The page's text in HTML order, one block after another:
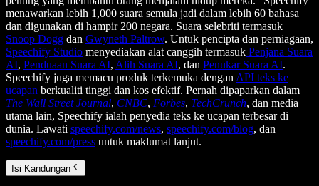
menawarkan lebih 1,000 suara semula jadi dalam lebih 60 bahasa
dan digunakan di hampir 200 negara. Suara selebriti termasuk
Snoop Dogg dan Gwyneth Paltrow. Untuk pencipta dan perniagaan,
Speechify Studio menyediakan alat canggih termasuk Penjana Suara
AI, Penduaan Suara AI, Alih Suara AI, dan Penukar Suara AI.
Speechify juga memacu produk terkemuka denganAPI teks ke
ucapan berkualiti tinggi dan kos efektif. Pernah dipaparkan dalam
The Wall Street Journal, CNBC, Forbes, TechCrunch, dan media
utama lain, Speechify ialah penyedia teks ke ucapan terbesar di
dunia. Lawati speechify.com/news, speechify.com/blog, dan
speechify.com/press untuk maklumat lanjut.
Isi Kandungan